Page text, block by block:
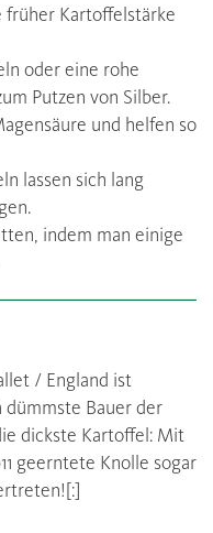
früher Kartoffelstärke
oder eine rohe
Putzen von Silber.
und helfen so
lassen sich lang
indem man einige
/ England ist
Bauer der
dickste Kartoffel: Mit
geerntete Knolle sogar